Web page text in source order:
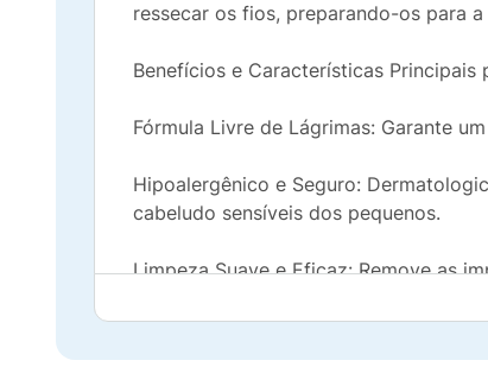
ressecar os fios, preparando-os para
Benefícios e Características Principais
Fórmula Livre de Lágrimas: Garante
Hipoalergênico e Seguro:
cabeludo sensíveis dos pequenos.
Limpeza Suave e Eficaz: Remove as
Prepara para o Cuidado: Ideal para